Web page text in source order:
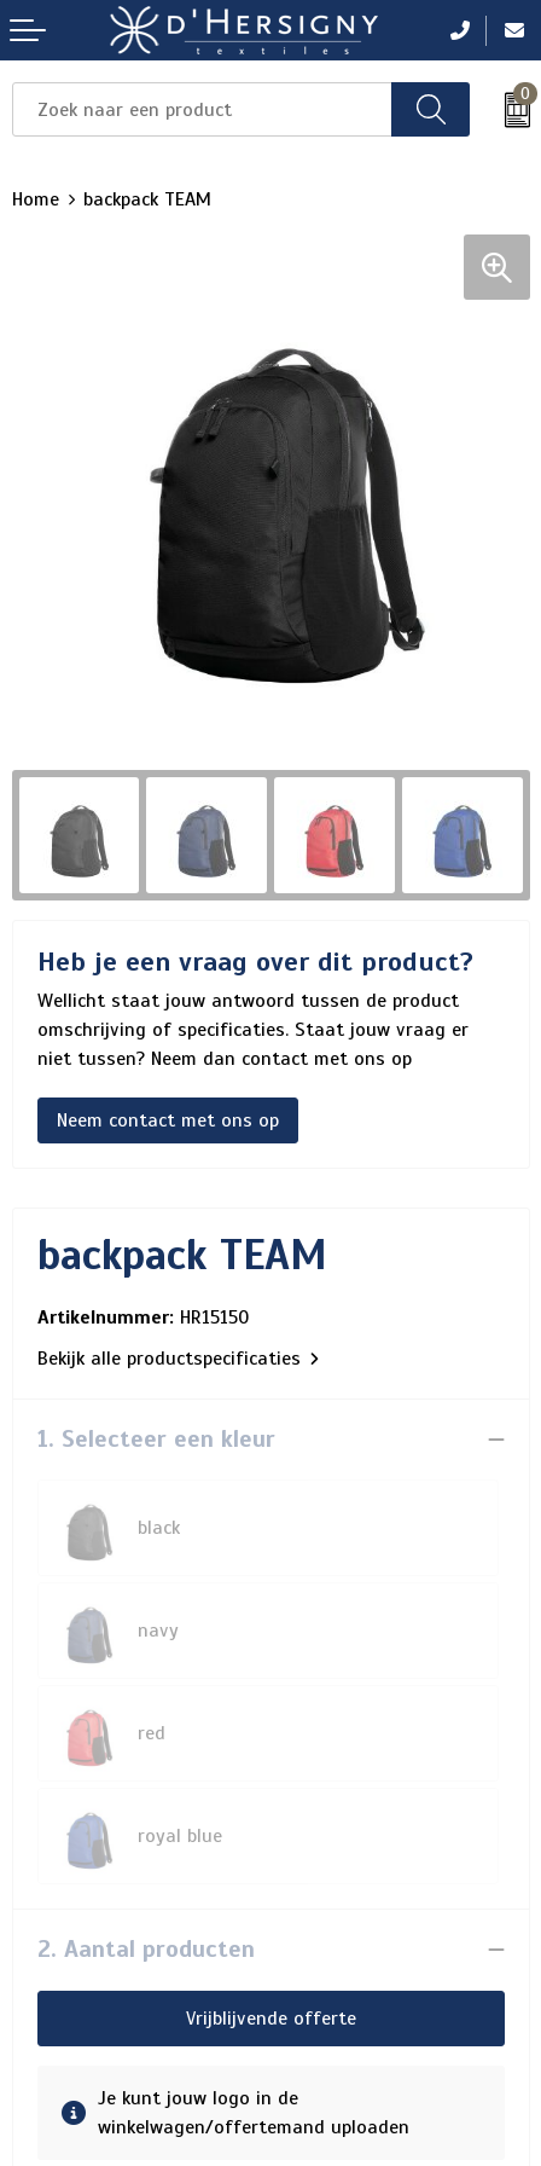
0
Home backpack TEAM
Heb je een vraag over dit product?
Wellicht staat jouw antwoord tussen de product
omschrijving of specificaties. Staat jouw vraag er
niet tussen? Neem dan contact met ons op
Neem contact met ons op
backpack TEAM
Artikelnummer: HR15150
Bekijk alle productspecificaties
1. Selecteer een kleur
black
navy
red
royal blue
2. Aantal producten
Vrijblijvende offerte
Je kunt jouw logo in de
winkelwagen/offertemand uploaden